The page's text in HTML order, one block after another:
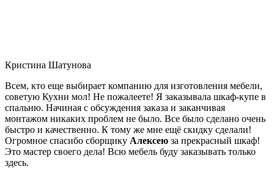
Кристина Шатунова
Всем, кто еще выбирает компанию для изготовления мебели,
советую Кухни мол! Не пожалеете! Я заказывала шкаф-купе в
спальню. Начиная с обсуждения заказа и заканчивая
монтажом никаких проблем не было. Все было сделано очень
быстро и качественно. К тому же мне ещё скидку сделали!
Огромное спасибо сборщику Алексею за прекрасный шкаф!
Это мастер своего дела! Всю мебель буду заказывать только
здесь.